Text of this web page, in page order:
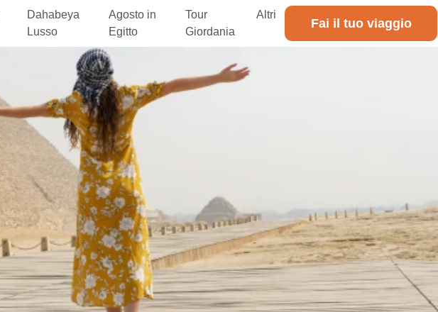
Dahabeya
Lusso
Agosto in
Egitto
Tour
Giordania
Altri
Fai il tuo viaggio